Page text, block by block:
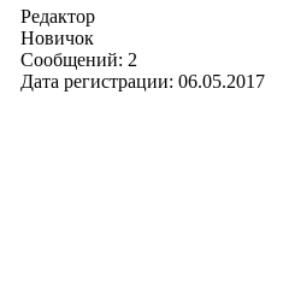
Редактор
Новичок
Сообщений: 2
Дата регистрации: 06.05.2017